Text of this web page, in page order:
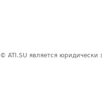
© ATI.SU является юридически